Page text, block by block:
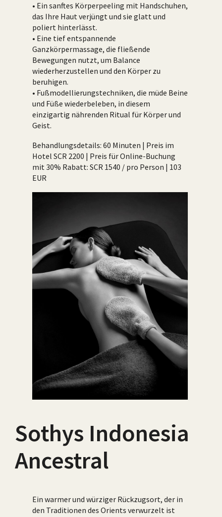
• Ein sanftes Körperpeeling mit Handschuhen,
das Ihre Haut verjüngt und sie glatt und
poliert hinterlässt.
• Eine tief entspannende
Ganzkörpermassage, die fließende
Bewegungen nutzt, um Balance
wiederherzustellen und den Körper zu
beruhigen.
• Fußmodellierungstechniken, die müde Beine
und Füße wiederbeleben, in diesem
einzigartig nährenden Ritual für Körper und
Geist.
Behandlungsdetails: 60 Minuten | Preis im
Hotel SCR 2200 | Preis für Online-Buchung
mit 30% Rabatt: SCR 1540 / pro Person | 103
EUR
Sothys Indonesia
Ancestral
Ein warmer und würziger Rückzugsort, der in
den Traditionen des Orients verwurzelt ist